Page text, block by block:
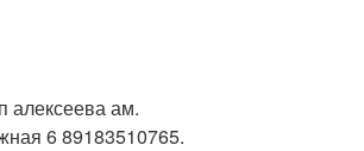
алексеева ам.
6 89183510765.